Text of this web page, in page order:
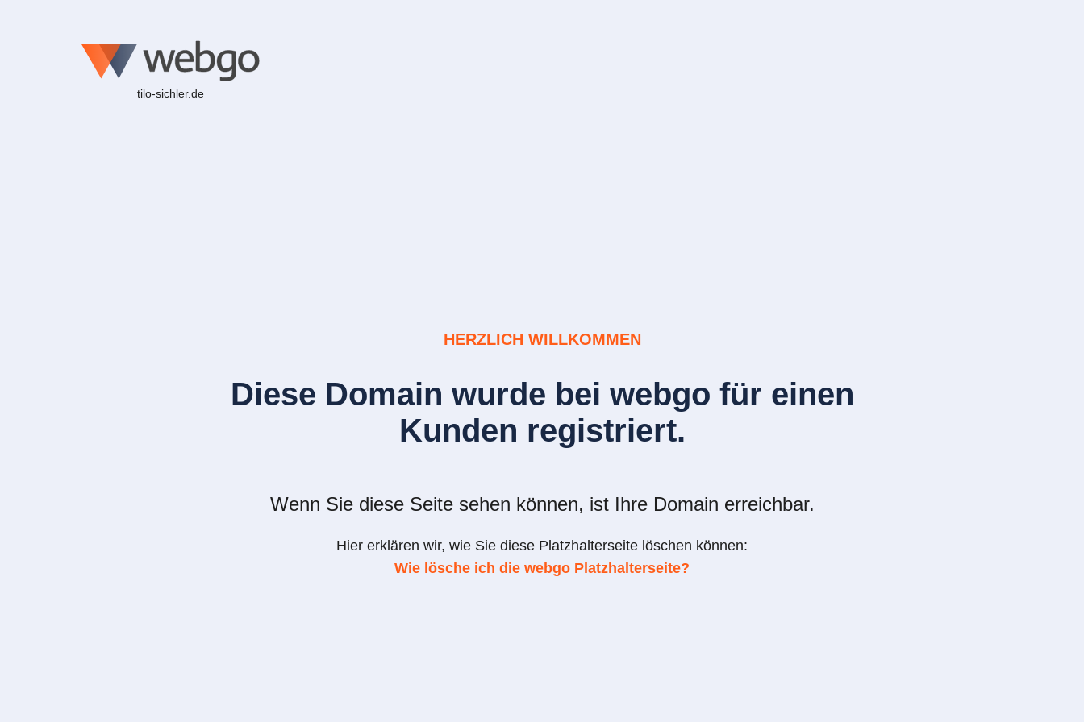
tilo-sichler.de
HERZLICH WILLKOMMEN
Diese Domain wurde bei webgo für einen
Kunden registriert.
Wenn Sie diese Seite sehen können, ist Ihre Domain erreichbar.
Hier erklären wir, wie Sie diese Platzhalterseite löschen können:
Wie lösche ich die webgo Platzhalterseite?